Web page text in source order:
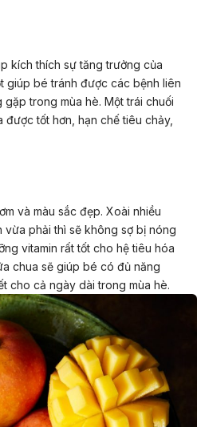
kích thích sự tăng trưởng của
giúp bé tránh được các bệnh liên
trong mùa hè. Một trái chuối
tốt hơn, hạn chế tiêu chảy,
và màu sắc đẹp. Xoài nhiều
phải thì sẽ không sợ bị nóng
vitamin rất tốt cho hệ tiêu hóa
chua sẽ giúp bé có đủ năng
cho cả ngày dài trong mùa hè.